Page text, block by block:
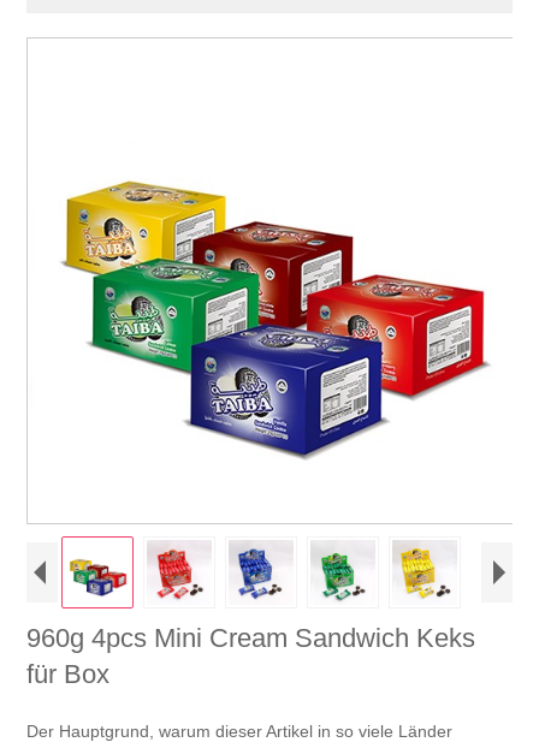
960g 4pcs Mini Cream Sandwich Keks
für Box
Der Hauptgrund, warum dieser Artikel in so viele Länder